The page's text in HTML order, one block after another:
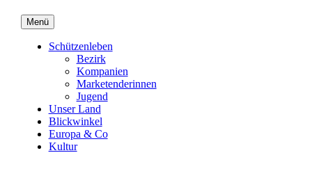
Menü
Schützenleben
Bezirk
Kompanien
Marketenderinnen
Jugend
Unser Land
Blickwinkel
Europa & Co
Kultur